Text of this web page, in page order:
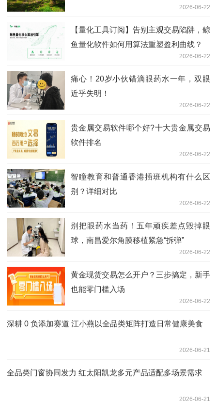
2026-06-22
【量化工具订阅】告别主观交易陷阱，鲸
鱼量化软件如何用算法重塑盈利曲线？
2026-06-22
痛心！20岁小伙错滴眼药水一年，双眼
近乎失明！
2026-06-22
贵金属交易软件哪个好?十大贵金属交易
软件排名
2026-06-22
智瞳教育和普通香港插班机构有什么区
别？详细对比
2026-06-22
别把眼药水当药！五年顽疾差点毁掉眼
球，南昌爱尔角膜移植紧急“拆弹”
2026-06-22
黄金现货交易怎么开户？三步搞定，新手
也能零门槛入场
2026-06-22
深耕 0 负添加赛道 江小燕以全品类矩阵打造日常健康美食
2026-06-21
全品类门窗协同发力 红太阳凯龙多元产品适配多场景需求
2026-06-21